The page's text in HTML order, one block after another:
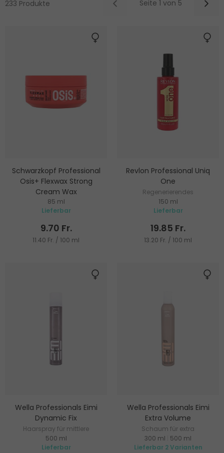
233 Produkte Seite 1 von 5
Schwarzkopf Professional
Osis+ Flexwax Strong
Cream Wax
Haarwachs für starke
Fixierung
85 ml
Lieferbar
9.70 Fr.
11.40 Fr. / 100 ml
Revlon Professional Uniq
One
Regenerierendes
Haarpflegespray ohne
Ausspülen
150 ml
Lieferbar
19.85 Fr.
13.20 Fr. / 100 ml
Wella Professionals Eimi
Dynamic Fix
Haarspray für mittlere
Fixierung
500 ml
Lieferbar
Wella Professionals Eimi
Extra Volume
Schaum für extra
Haarvolumen
300 ml
500 ml
Lieferbar 2 Varianten